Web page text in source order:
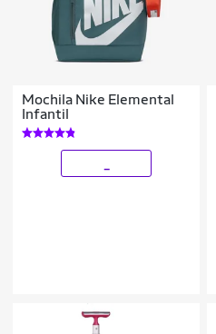
Mochila Nike Elemental
Infantil